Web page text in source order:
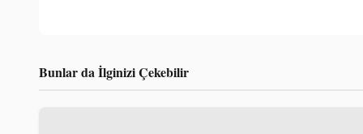
Bunlar da İlginizi Çekebilir